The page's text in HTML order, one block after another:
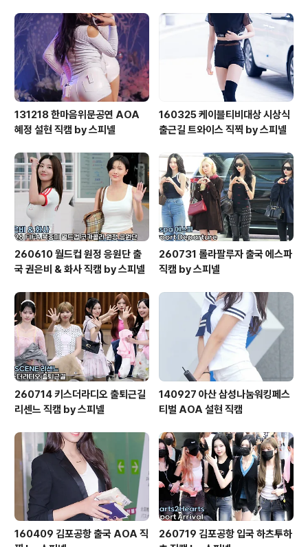
131218 한마음위문공연 AOA
혜정 설현 직캠 by 스피넬
160325 케이블티비대상 시상식
출근길 트와이스 직찍 by 스피넬
260610 월드컵 원정 응원단 출
국 권은비 & 화사 직캠 by 스피넬
260731 롤라팔루자 출국 에스파
직캠 by 스피넬
260714 키스더라디오 출퇴근길
리센느 직캠 by 스피넬
140927 아산 삼성나눔워킹페스
티벌 AOA 설현 직캠
160409 김포공항 출국 AOA 직
260719 김포공항 입국 하츠투하